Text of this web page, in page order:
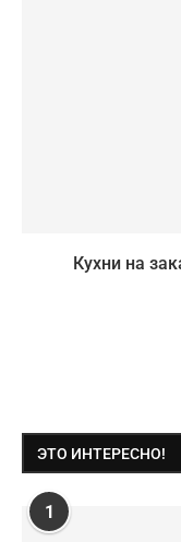
Кухни на
ЭТО ИНТЕРЕСНО!
1